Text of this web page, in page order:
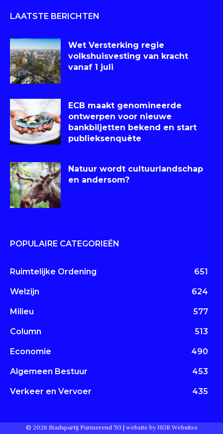
LAATSTE BERICHTEN
Wet Versterking regie
volkshuisvesting van kracht
vanaf 1 juli
ECB maakt genomineerde
ontwerpen voor nieuwe
bankbiljetten bekend en start
publieksenquête
Natuur wordt cultuurlandschap
en andersom?
POPULAIRE CATEGORIEËN
Ruimtelijke Ordening 651
Welzijn 624
Milieu 577
Column 513
Economie 490
Algemeen Bestuur 453
Verkeer en Vervoer 435
© 2026 Stadspartij Purmerend ’93 | website by HGR Websites